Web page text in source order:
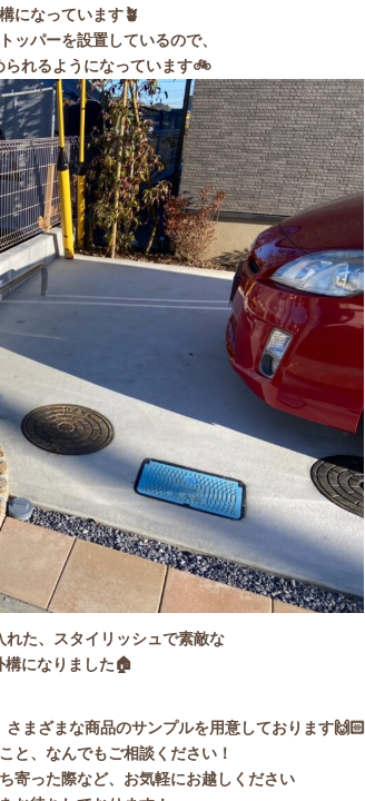
になっています🪴
ッパーを設置しているので、
られるようになっています🚲
た、スタイリッシュで素敵な
構になりました🏠
まざまな商品のサンプルを用意しております🙌🏻
と、なんでもご相談ください！
寄った際など、お気軽にお越しください